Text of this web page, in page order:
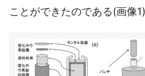
ことができたのである(画像1)